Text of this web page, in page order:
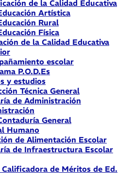
de la Calidad Educativa
Artística
Rural
Física
de la Calidad Educativa
escolar
P.O.D.Es
y estudios
Técnica General
de Administración
General
Humano
de Alimentación Escolar
de Infraestructura Escolar
de Méritos de Ed.